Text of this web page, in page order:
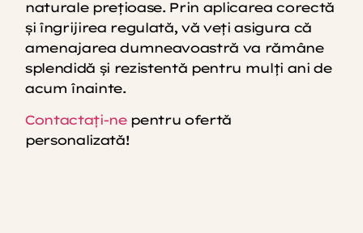
naturale prețioase. Prin aplicarea corectă
și îngrijirea regulată, vă veți asigura că
amenajarea dumneavoastră va rămâne
splendidă și rezistentă pentru mulți ani de
acum înainte.
Contactați-nepentru ofertă
personalizată!